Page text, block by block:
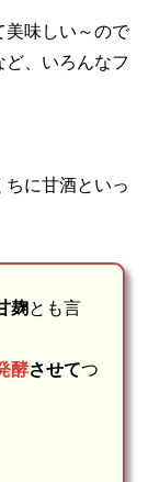
美味しい～ので
、いろんなフ
に甘酒といっ
麹とも言
酵させてつ